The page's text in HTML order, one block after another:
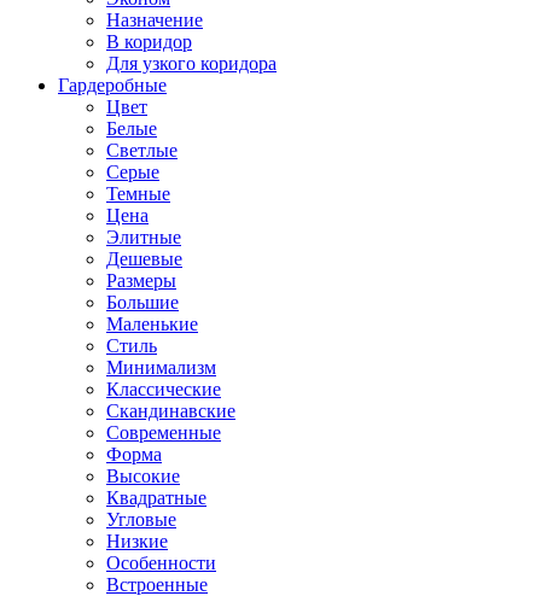
Назначение
В коридор
Для узкого коридора
Гардеробные
Цвет
Белые
Светлые
Серые
Темные
Цена
Элитные
Дешевые
Размеры
Большие
Маленькие
Стиль
Минимализм
Классические
Скандинавские
Современные
Форма
Высокие
Квадратные
Угловые
Низкие
Особенности
Встроенные